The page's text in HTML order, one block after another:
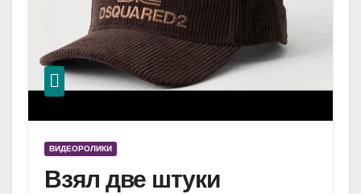
ВИДЕОРОЛИКИ
Взял две штуки